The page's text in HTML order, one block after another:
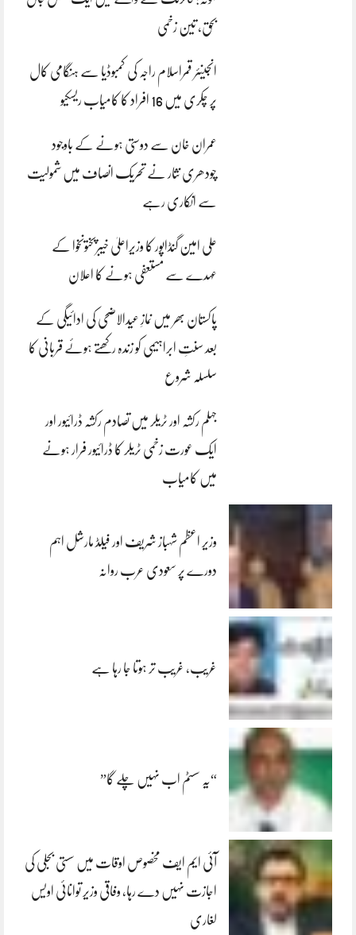
بحق، تین زخمی
انجینئر قمراسلام راجہ کی کمبوڈیا سے ہنگامی کال
پر چکری میں 16 افراد کا کامیاب ریسکیو
عمران خان سے دوستی ہونے کے باوجود
چودھری نثار نے تحریک انصاف میں شمولیت
سے انکاری رہے
علی امین گنڈاپور کا وزیراعلیٰ خیبرپختونخوا کے
عہدے سے مستعفی ہونے کا اعلان
پاکستان بھر میں نمازِ عیدالاضحی کی ادائیگی کے
بعد سنتِ ابراہیمی کو زندہ رکھتے ہوئے قربانی کا
سلسلہ شروع
جہلم رکشہ اور ٹریلر میں تصادم رکشہ ڈرائیور اور
ایک عورت زخمی ٹریلر کا ڈرائیور فرار ہونے
میں کامیاب
وزیر اعظم شہباز شریف اور فیلڈ مارشل اہم
دورے پر سعودی عرب روانہ
غریب، غریب تر ہوتا جا رہا ہے
“یہ سسٹم اب نہیں چلے گا”
آئی ایم ایف مخصوص اوقات میں سستی بجلی کی
اجازت نہیں دے رہا، وفاقی وزیر توانائی اویس
لغاری